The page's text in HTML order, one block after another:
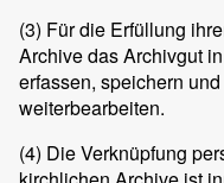
(3) Für die Erfüllung
Archive das Archivgut
erfassen, speichern
weiterbearbeiten.
(4) Die Verknüpfung